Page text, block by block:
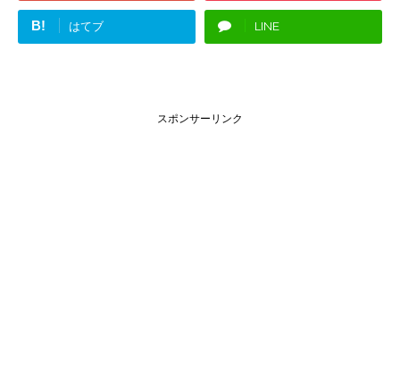
B! はてブ LINE
スポンサーリンク